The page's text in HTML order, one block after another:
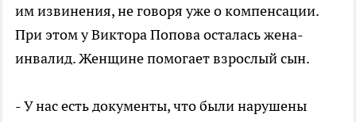
им извинения, не говоря уже о компенсации.
При этом у Виктора Попова осталась жена-
инвалид. Женщине помогает взрослый сын.
- У нас есть документы, что были нарушены